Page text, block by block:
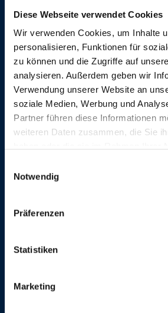
Diese Webseite verwendet Cookies
Wir verwenden Cookies, um Inhalte
personalisieren, Funktionen für
zu können und die Zugriffe auf
analysieren. Außerdem geben wir
Verwendung unserer Website an
soziale Medien, Werbung und
Partner führen diese Informationen
weiteren Daten zusammen, die Sie
Notwendig
Präferenzen
Statistiken
Marketing